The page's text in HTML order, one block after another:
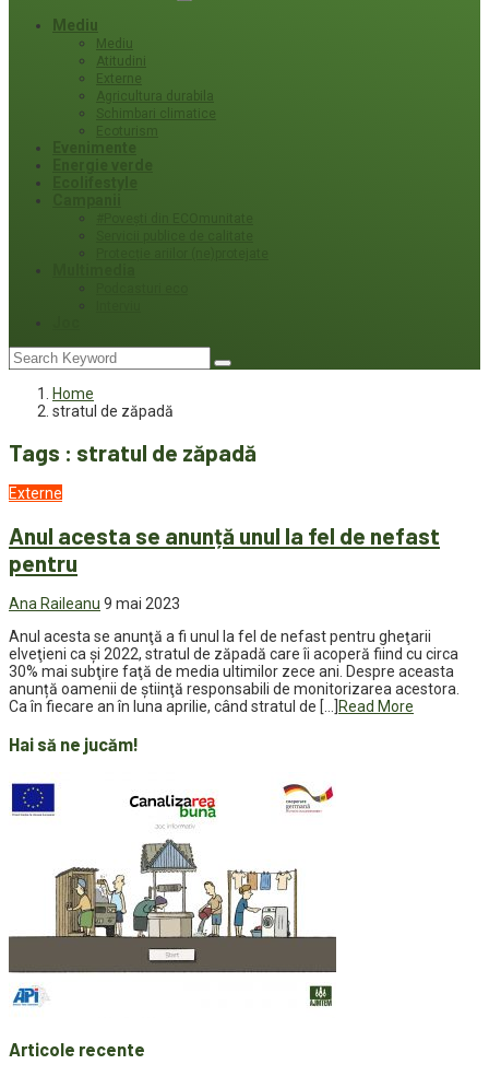
Mediu
Mediu
Atitudini
Externe
Agricultura durabila
Schimbari climatice
Ecoturism
Home
stratul de zăpadă
Tags : stratul de zăpadă
Externe
Anul acesta se anunță unul la fel de nefast
pentru
Ana Raileanu 9 mai 2023
Anul acesta se anunţă a fi unul la fel de nefast pentru gheţarii
elveţieni ca şi 2022, stratul de zăpadă care îi acoperă fiind cu circa
30% mai subţire faţă de media ultimilor zece ani. Despre aceasta
anunță oamenii de ştiinţă responsabili de monitorizarea acestora.
Ca în fiecare an în luna aprilie, când stratul de […] Read More
Hai să ne jucăm!
Articole recente